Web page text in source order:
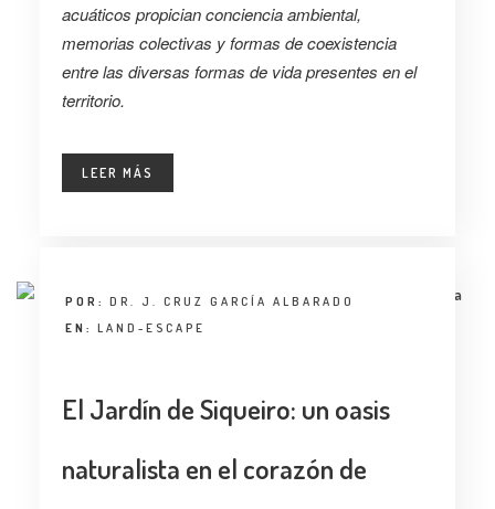
acuáticos propician conciencia ambiental,
memorias colectivas y formas de coexistencia
entre las diversas formas de vida presentes en el
territorio.
LEER MÁS
POR: DR. J. CRUZ GARCÍA ALBARADO
EN: LAND-ESCAPE
El Jardín de Siqueiro: un oasis
naturalista en el corazón de